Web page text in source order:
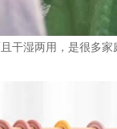
干湿两用，是很多